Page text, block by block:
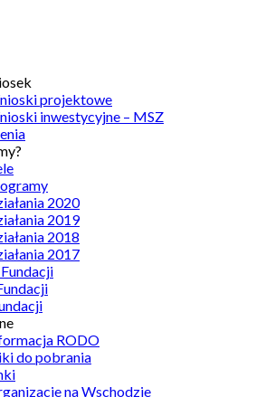
projektowe
inwestycyjne – MSZ
2020
2019
2018
2017
RODO
do pobrania
na Wschodzie